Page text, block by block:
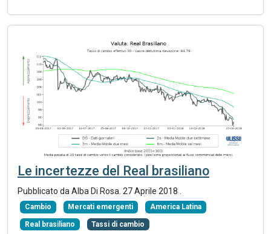
Le incertezze del Real brasiliano
Pubblicato da Alba Di Rosa. 27 Aprile 2018 .
Cambio Mercati emergenti America Latina
Real brasiliano Tassi di cambio